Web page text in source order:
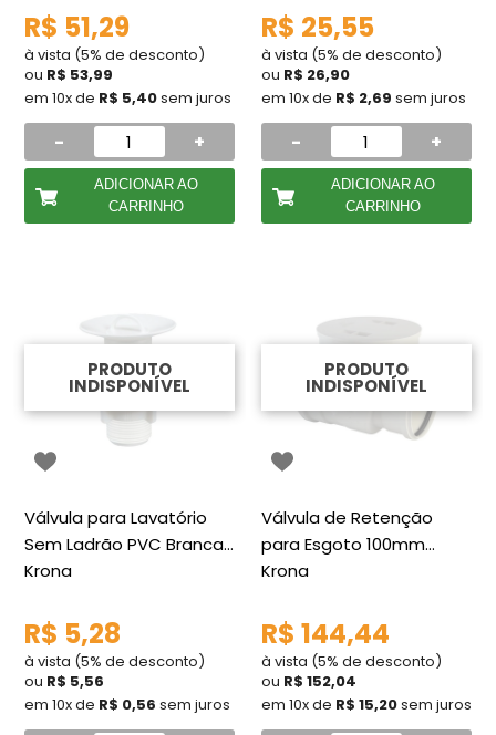
R$ 51,29
à vista (5% de desconto)
ou R$ 53,99
em 10x de R$ 5,40sem juros
- +
ADICIONAR AO
CARRINHO
R$ 25,55
à vista (5% de desconto)
ou R$ 26,90
em 10x de R$ 2,69 sem juros
- +
ADICIONAR AO
CARRINHO
PRODUTO
INDISPONÍVEL
Válvula para Lavatório
Sem Ladrão PVC Branca
Krona
R$ 5,28
à vista (5% de desconto)
ou R$ 5,56
em 10x de R$ 0,56 sem juros
PRODUTO
INDISPONÍVEL
Válvula de Retenção
para Esgoto 100mm
Krona
R$ 144,44
à vista (5% de desconto)
ou R$ 152,04
em 10x de R$ 15,20sem juros